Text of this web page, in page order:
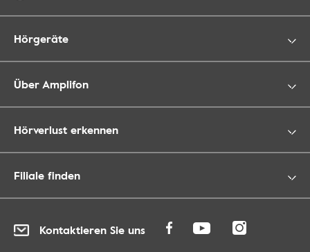
Hörgeräte
Über Amplifon
Hörverlust erkennen
Filiale finden
Kontaktieren Sie uns